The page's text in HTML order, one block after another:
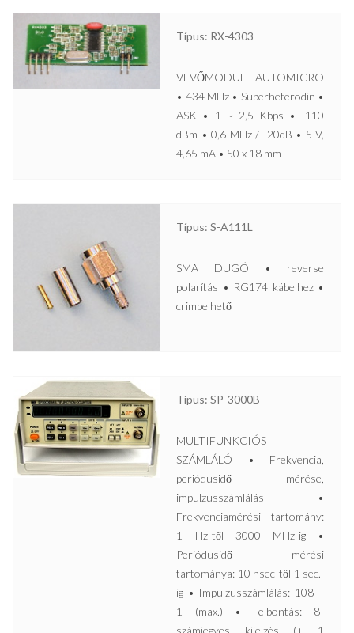
Típus: RX-4303
VEVŐMODUL AUTOMICRO
• 434 MHz • Superheterodin •
ASK • 1 ~ 2,5 Kbps • -110
dBm • 0,6 MHz / -20dB • 5 V,
4,65 mA • 50 x 18 mm
Típus: S-A111L
SMA DUGÓ • reverse
polarítás • RG174 kábelhez •
crimpelhető
Típus: SP-3000B
MULTIFUNKCIÓS
SZÁMLÁLÓ • Frekvencia,
periódusidő mérése,
impulzusszámlálás •
Frekvenciamérési tartomány:
1 Hz-től 3000 MHz-ig •
Periódusidő mérési
tartománya: 10 nsec-től 1 sec.-
ig • Impulzusszámlálás: 108 –
1 (max.) • Felbontás: 8-